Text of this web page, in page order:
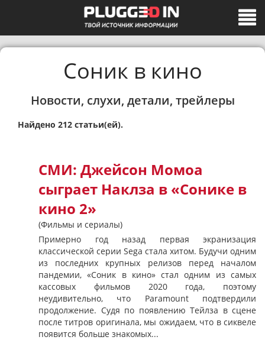
Соник в кино
Новости, слухи, детали, трейлеры
Найдено 212 статьи(ей).
СМИ: Джейсон Момоа
сыграет Наклза в «Сонике в
кино 2»
(Фильмы и сериалы)
Примерно год назад первая экранизация
классической серии Sega стала хитом. Будучи одним
из последних крупных релизов перед началом
пандемии, «Соник в кино» стал одним из самых
кассовых фильмов 2020 года, поэтому
неудивительно, что Paramount подтвердили
продолжение. Судя по появлению Тейлза в сцене
после титров оригинала, мы ожидаем, что в сиквеле
появится больше знакомых...